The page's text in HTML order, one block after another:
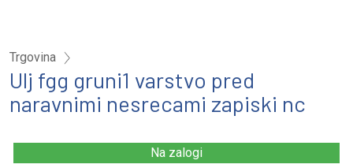
Trgovina
Ulj fgg gruni1 varstvo pred
naravnimi nesrecami zapiski nc
Na zalogi